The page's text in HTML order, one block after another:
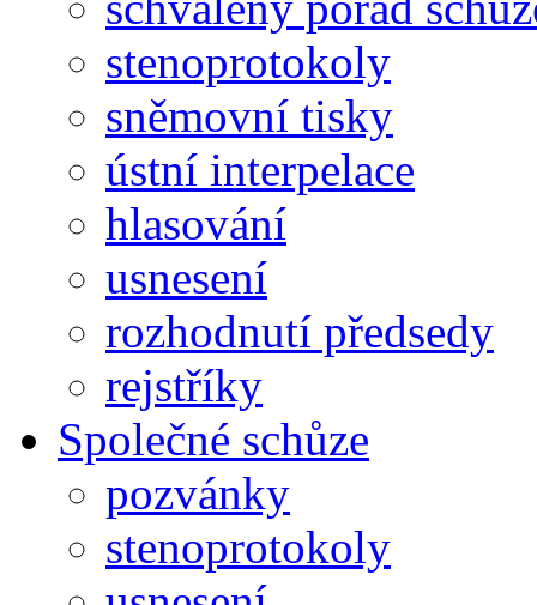
stenoprotokoly
sněmovní tisky
ústní interpelace
hlasování
usnesení
rozhodnutí předsedy
rejstříky
Společné schůze
pozvánky
stenoprotokoly